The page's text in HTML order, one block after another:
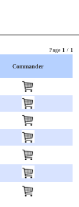
Page 1 / 1
Commander